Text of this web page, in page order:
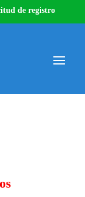
de registro